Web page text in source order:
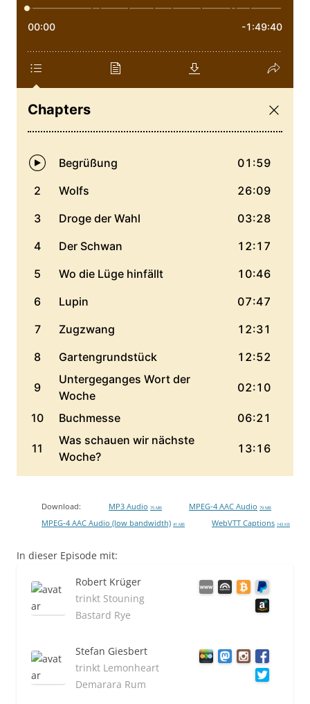
Download: MP3 Audio 75 MB MPEG-4 AAC Audio 79 MB
MPEG-4 AAC Audio (low bandwidth) 41 MB WebVTT Captions 143 KB
In dieser Episode mit:
Robert Krüger
trinkt Stouning
Bastard Rye
Stefan Giesbert
trinkt Lemonheart
Demarara Rum